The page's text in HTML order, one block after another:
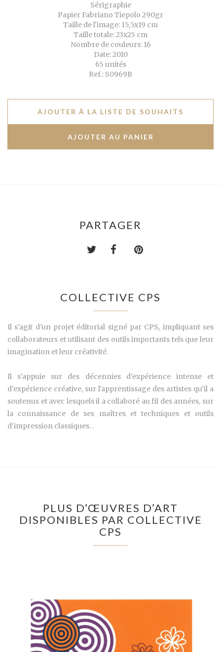
Sérigraphie
Papier Fabriano Tiepolo 290gr
Taille de l'image: 15,5x19 cm
Taille totale: 23x25 cm
Nombre de couleurs: 16
Date: 2010
65 unités
Ref.: S0969B
AJOUTER À LA LISTE DE SOUHAITS
PARTAGER
COLLECTIVE CPS
Il s'agit d'un projet éditorial signé par CPS, impliquant ses
collaborateurs et utilisant des outils importants tels que leur
imagination et leur créativité.
Il s'appuie sur des décennies d'expérience intense et
d'expérience créative, sur l'apprentissage des artistes qu'il a
soutenus et avec lesquels il a collaboré au fil des années, sur
la connaissance de ses maîtres et techniques et outils
d'impression classiques. .
PLUS D’ŒUVRES D’ART
DISPONIBLES PAR COLLECTIVE
CPS